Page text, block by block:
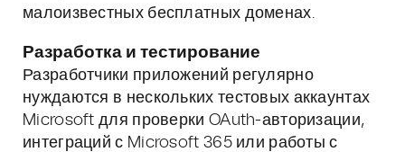
малоизвестных бесплатных доменах.
Разработка и тестирование
Разработчики приложений регулярно
нуждаются в нескольких тестовых аккаунтах
Microsoft для проверки OAuth-авторизации,
интеграций с Microsoft 365 или работы с